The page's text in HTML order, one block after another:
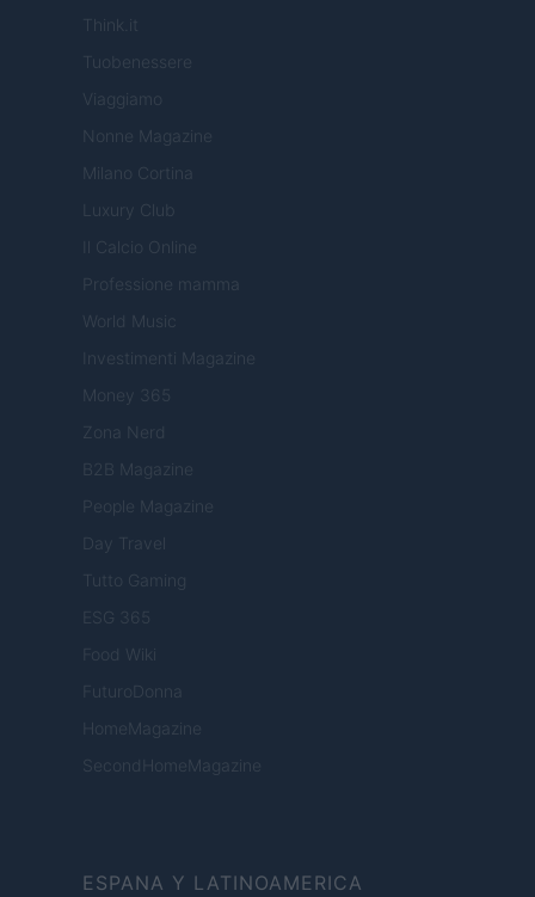
Think.it
Tuobenessere
Viaggiamo
Nonne Magazine
Milano Cortina
Luxury Club
Il Calcio Online
Professione mamma
World Music
Investimenti Magazine
Money 365
Zona Nerd
B2B Magazine
People Magazine
Day Travel
Tutto Gaming
ESG 365
Food Wiki
FuturoDonna
HomeMagazine
SecondHomeMagazine
ESPANA Y LATINOAMERICA